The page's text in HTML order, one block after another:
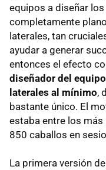
equipos a diseñar
completamente
laterales, tan
ayudar a generar
entonces el efecto
diseñador del
laterales al mínimo,
bastante único. El
estaba entre los
850 caballos en
La primera versión